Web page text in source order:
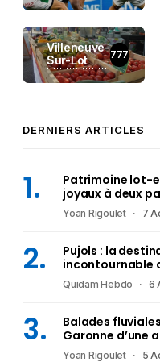
Villeneuve-
Sur-Lot
777
DERNIERS ARTICLES
Patrimoine lot-
joyaux à deux
Yoan Rigoulet 7
Pujols : la
incontournable
Quidam Hebdo 6
Balades
Garonne d’une
Yoan Rigoulet 5